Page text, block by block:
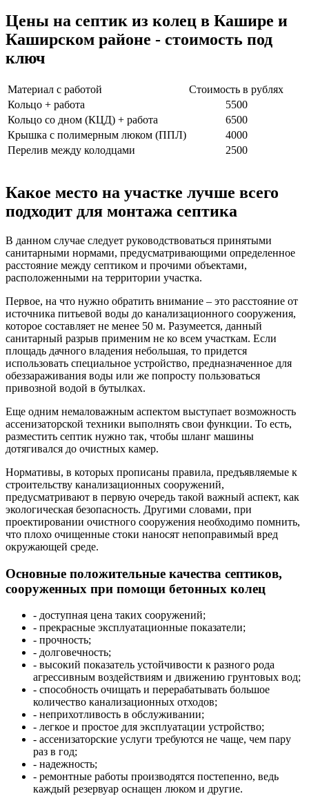
Цены на септик из колец в Кашире и
Каширском районе - стоимость под
ключ
Материал с работой
Стоимость в рублях
Кольцо + работа
5500
Кольцо со дном (КЦД) + работа
6500
Крышка с полимерным люком (ППЛ)
4000
Перелив между колодцами
2500
Какое место на участке лучше всего
подходит для монтажа септика
В данном случае следует руководствоваться принятыми
санитарными нормами, предусматривающими определенное
расстояние между септиком и прочими объектами,
расположенными на территории участка.
Первое, на что нужно обратить внимание – это расстояние от
источника питьевой воды до канализационного сооружения,
которое составляет не менее 50 м. Разумеется, данный
санитарный разрыв применим не ко всем участкам. Если
площадь дачного владения небольшая, то придется
использовать специальное устройство, предназначенное для
обеззараживания воды или же попросту пользоваться
привозной водой в бутылках.
Еще одним немаловажным аспектом выступает возможность
ассенизаторской техники выполнять свои функции. То есть,
разместить септик нужно так, чтобы шланг машины
дотягивался до очистных камер.
Нормативы, в которых прописаны правила, предъявляемые к
строительству канализационных сооружений,
предусматривают в первую очередь такой важный аспект, как
экологическая безопасность. Другими словами, при
проектировании очистного сооружения необходимо помнить,
что плохо очищенные стоки наносят непоправимый вред
окружающей среде.
Основные положительные качества септиков,
сооруженных при помощи бетонных колец
- доступная цена таких сооружений;
- прекрасные эксплуатационные показатели;
- прочность;
- долговечность;
- высокий показатель устойчивости к разного рода
агрессивным воздействиям и движению грунтовых вод;
- способность очищать и перерабатывать большое
количество канализационных отходов;
- неприхотливость в обслуживании;
- легкое и простое для эксплуатации устройство;
- ассенизаторские услуги требуются не чаще, чем пару
раз в год;
- надежность;
- ремонтные работы производятся постепенно, ведь
каждый резервуар оснащен люком и другие.